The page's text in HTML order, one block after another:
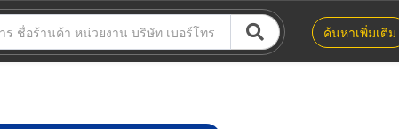
ค้นหาเพิ่มเติม